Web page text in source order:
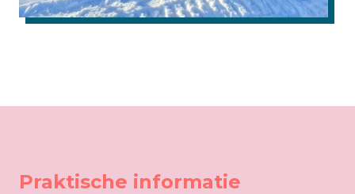
Praktische informatie